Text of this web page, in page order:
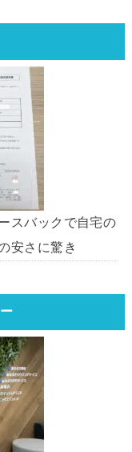
スバックで自宅の
安さに驚き